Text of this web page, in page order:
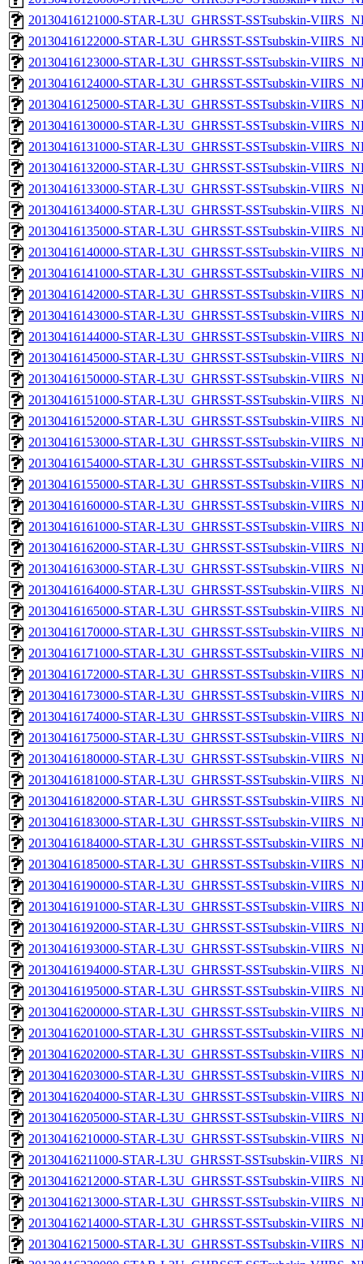
20130416121000-STAR-L3U_GHRSST-SSTsubskin-
20130416122000-STAR-L3U_GHRSST-SSTsubskin-
20130416123000-STAR-L3U_GHRSST-SSTsubskin-
20130416124000-STAR-L3U_GHRSST-SSTsubskin-
20130416125000-STAR-L3U_GHRSST-SSTsubskin-
20130416130000-STAR-L3U_GHRSST-SSTsubskin-
20130416131000-STAR-L3U_GHRSST-SSTsubskin-
20130416132000-STAR-L3U_GHRSST-SSTsubskin-
20130416133000-STAR-L3U_GHRSST-SSTsubskin-
20130416134000-STAR-L3U_GHRSST-SSTsubskin-
20130416135000-STAR-L3U_GHRSST-SSTsubskin-
20130416140000-STAR-L3U_GHRSST-SSTsubskin-
20130416141000-STAR-L3U_GHRSST-SSTsubskin-
20130416142000-STAR-L3U_GHRSST-SSTsubskin-
20130416143000-STAR-L3U_GHRSST-SSTsubskin-
20130416144000-STAR-L3U_GHRSST-SSTsubskin-
20130416145000-STAR-L3U_GHRSST-SSTsubskin-
20130416150000-STAR-L3U_GHRSST-SSTsubskin-
20130416151000-STAR-L3U_GHRSST-SSTsubskin-
20130416152000-STAR-L3U_GHRSST-SSTsubskin-
20130416153000-STAR-L3U_GHRSST-SSTsubskin-
20130416154000-STAR-L3U_GHRSST-SSTsubskin-
20130416155000-STAR-L3U_GHRSST-SSTsubskin-
20130416160000-STAR-L3U_GHRSST-SSTsubskin-
20130416161000-STAR-L3U_GHRSST-SSTsubskin-
20130416162000-STAR-L3U_GHRSST-SSTsubskin-
20130416163000-STAR-L3U_GHRSST-SSTsubskin-
20130416164000-STAR-L3U_GHRSST-SSTsubskin-
20130416165000-STAR-L3U_GHRSST-SSTsubskin-
20130416170000-STAR-L3U_GHRSST-SSTsubskin-
20130416171000-STAR-L3U_GHRSST-SSTsubskin-
20130416172000-STAR-L3U_GHRSST-SSTsubskin-
20130416173000-STAR-L3U_GHRSST-SSTsubskin-
20130416174000-STAR-L3U_GHRSST-SSTsubskin-
20130416175000-STAR-L3U_GHRSST-SSTsubskin-
20130416180000-STAR-L3U_GHRSST-SSTsubskin-
20130416181000-STAR-L3U_GHRSST-SSTsubskin-
20130416182000-STAR-L3U_GHRSST-SSTsubskin-
20130416183000-STAR-L3U_GHRSST-SSTsubskin-
20130416184000-STAR-L3U_GHRSST-SSTsubskin-
20130416185000-STAR-L3U_GHRSST-SSTsubskin-
20130416190000-STAR-L3U_GHRSST-SSTsubskin-
20130416191000-STAR-L3U_GHRSST-SSTsubskin-
20130416192000-STAR-L3U_GHRSST-SSTsubskin-
20130416193000-STAR-L3U_GHRSST-SSTsubskin-
20130416194000-STAR-L3U_GHRSST-SSTsubskin-
20130416195000-STAR-L3U_GHRSST-SSTsubskin-
20130416200000-STAR-L3U_GHRSST-SSTsubskin-
20130416201000-STAR-L3U_GHRSST-SSTsubskin-
20130416202000-STAR-L3U_GHRSST-SSTsubskin-
20130416203000-STAR-L3U_GHRSST-SSTsubskin-
20130416204000-STAR-L3U_GHRSST-SSTsubskin-
20130416205000-STAR-L3U_GHRSST-SSTsubskin-
20130416210000-STAR-L3U_GHRSST-SSTsubskin-
20130416211000-STAR-L3U_GHRSST-SSTsubskin-
20130416212000-STAR-L3U_GHRSST-SSTsubskin-
20130416213000-STAR-L3U_GHRSST-SSTsubskin-
20130416214000-STAR-L3U_GHRSST-SSTsubskin-
20130416215000-STAR-L3U_GHRSST-SSTsubskin-